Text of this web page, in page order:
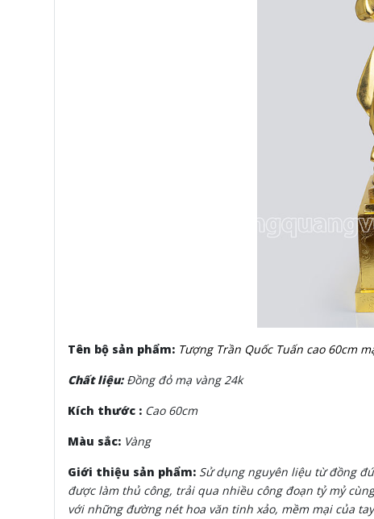
Tên bộ sản phẩm: Tượng Trần Quốc Tuấn cao 60cm
Chất liệu: Đồng đỏ mạ vàng 24k
Kích thước : Cao 60cm
Màu sắc: Vàng
Giới thiệu sản phẩm: Sử dụng nguyên liệu từ đồng
được làm thủ công, trải qua nhiều công đoạn tỷ mỷ
với những đường nét hoa văn tinh xảo, mềm mại của